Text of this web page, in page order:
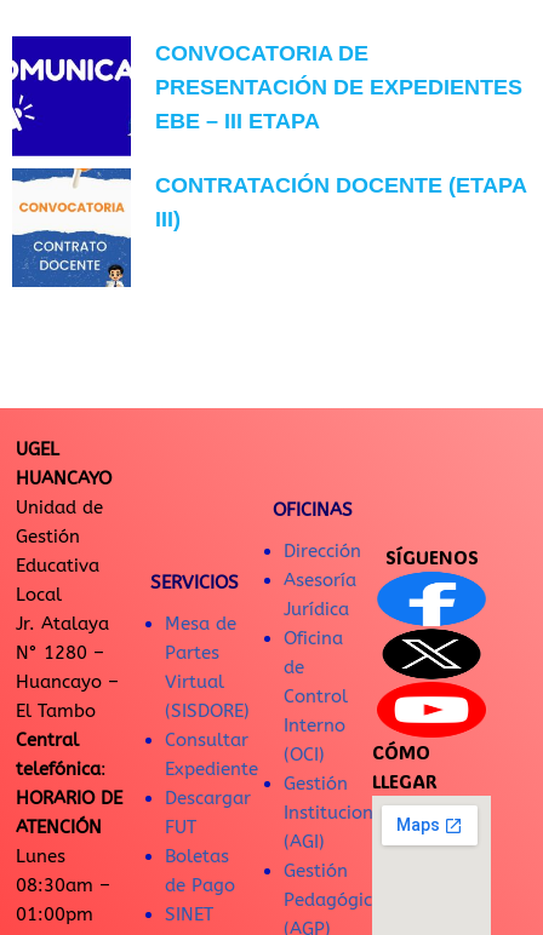
CONVOCATORIA DE
PRESENTACIÓN DE EXPEDIENTES
EBE – III ETAPA
CONTRATACIÓN DOCENTE (ETAPA
III)
UGEL
HUANCAYO
Unidad de
Gestión
Educativa
Local
Jr. Atalaya
N° 1280 –
Huancayo –
El Tambo
Central
telefónica:
HORARIO DE
ATENCIÓN
Lunes
08:30am –
01:00pm
SERVICIOS
Mesa de
Partes
Virtual
(SISDORE)
Consultar
Expediente
Descargar
FUT
Boletas
de Pago
SINET
OFICINAS
Dirección
Asesoría
Jurídica
Oficina
de
Control
Interno
(OCI)
Gestión
Institucional
(AGI)
Gestión
Pedagógica
(AGP)
SÍGUENOS
CÓMO
LLEGAR